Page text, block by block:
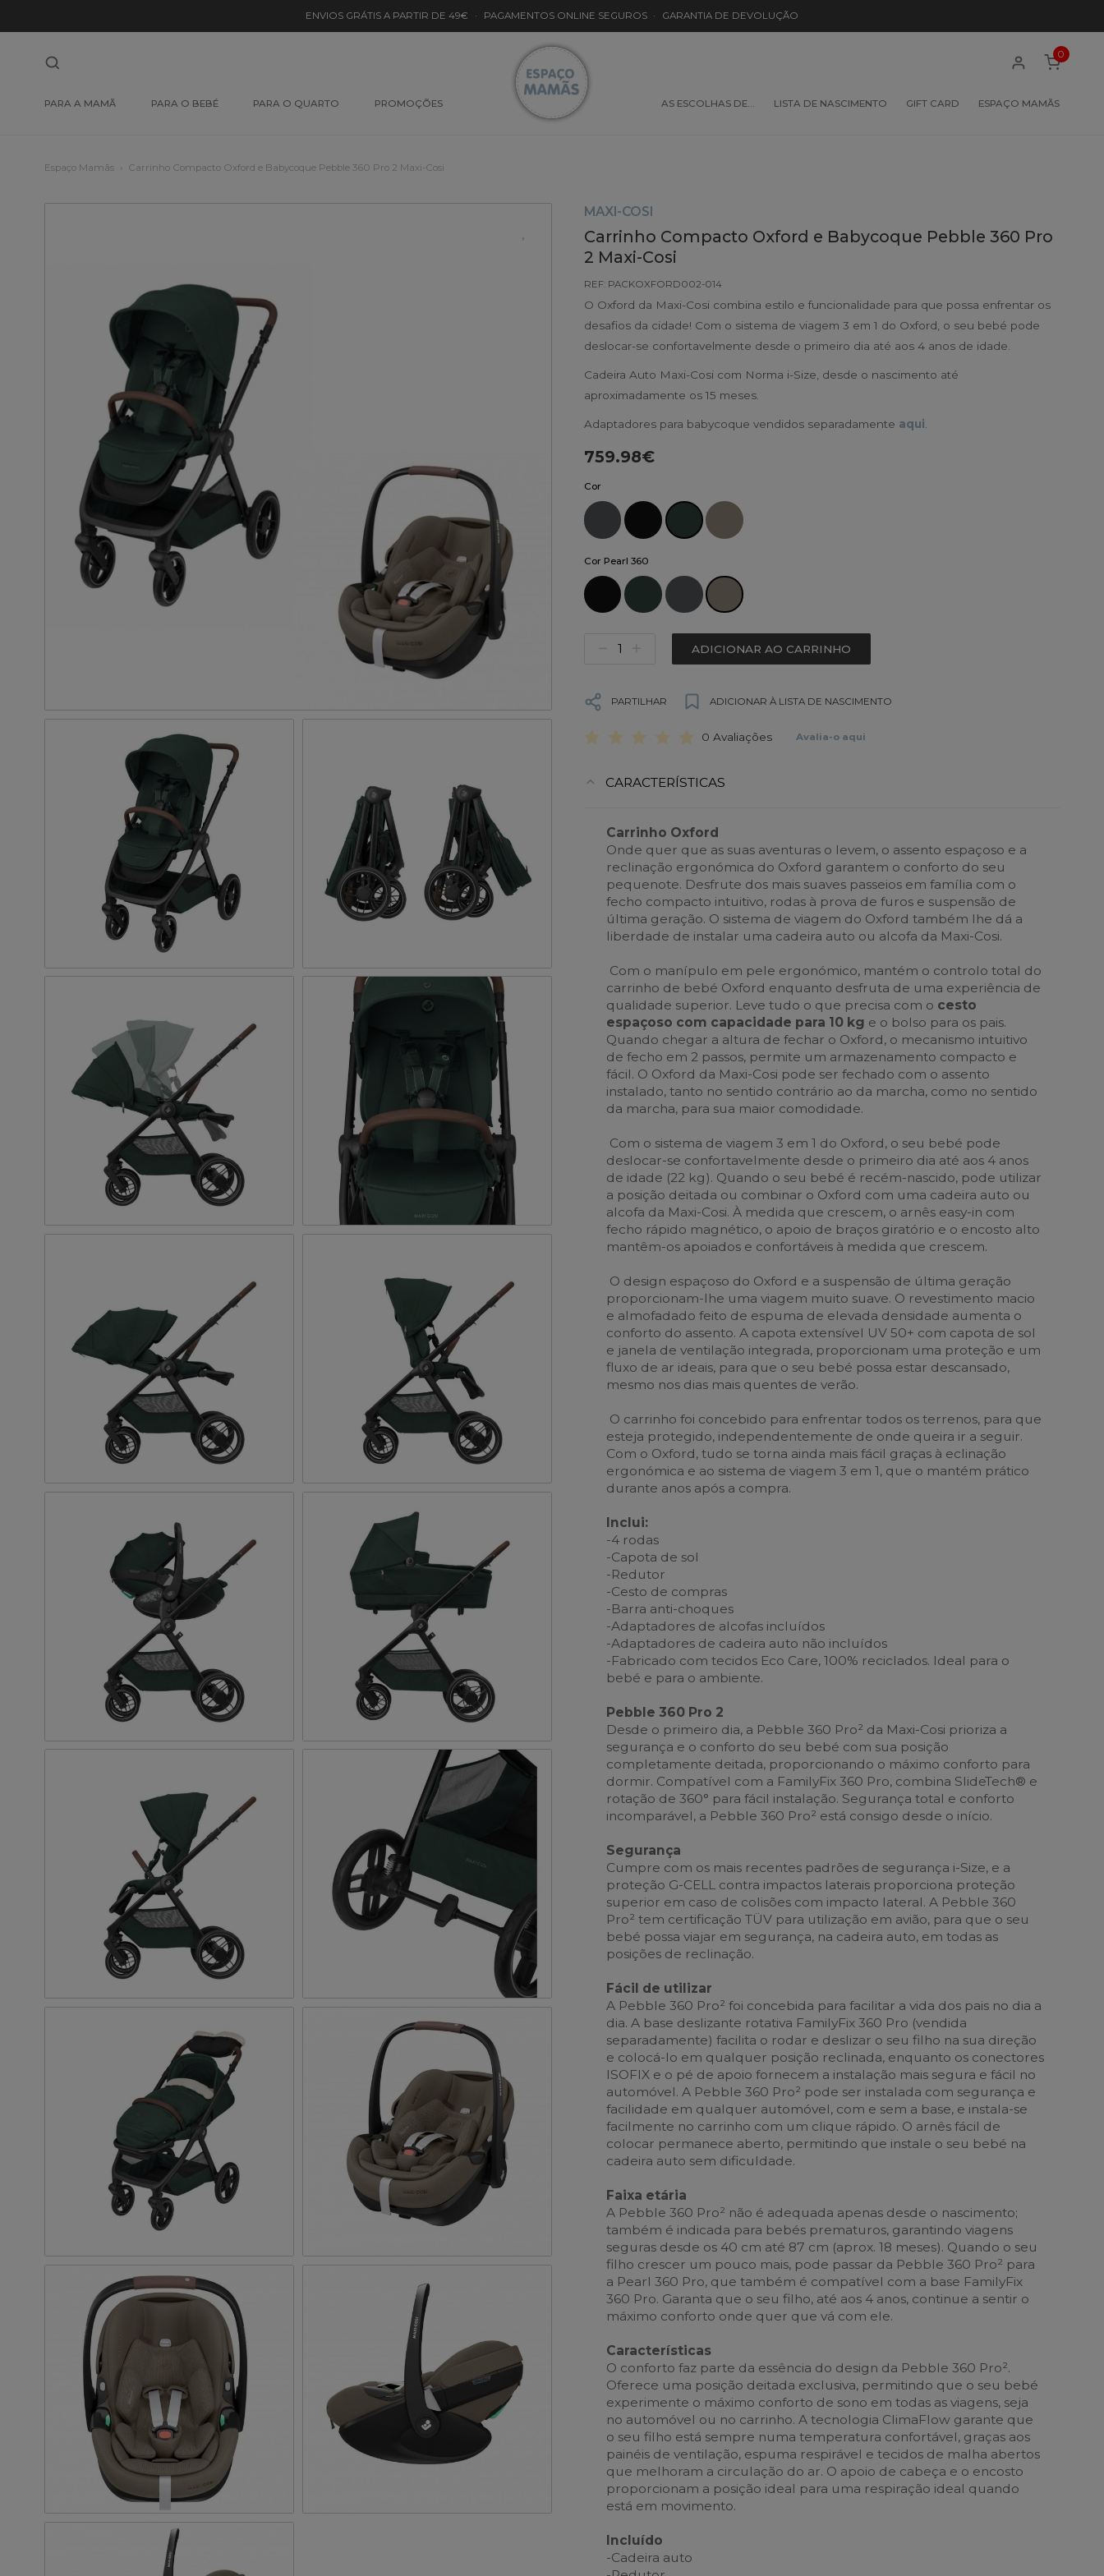
ENVIOS GRÁTIS A PARTIR DE 49€ · PAGAMENTOS ONLINE SEGUROS · GARANTIA DE DEVOLUÇÃO
PARA A MAMÃ PARA O BEBÉ PARA O QUARTO PROMOÇÕES AS ESCOLHAS DE… LISTA DE NASCIMENTO GIFT CARD ESPAÇO MAMÃS
0
Espaço Mamãs Carrinho Compacto Oxford e Babycoque Pebble 360 Pro 2 Maxi-Cosi
MAXI-COSI
Carrinho Compacto Oxford e Babycoque Pebble 360 Pro
2 Maxi-Cosi
REF: PACKOXFORD002-014
O Oxford da Maxi-Cosi combina estilo e funcionalidade para que possa enfrentar os
desafios da cidade! Com o sistema de viagem 3 em 1 do Oxford, o seu bebé pode
deslocar-se confortavelmente desde o primeiro dia até aos 4 anos de idade.
Cadeira Auto Maxi-Cosi com Norma i-Size, desde o nascimento até
aproximadamente os 15 meses.
Adaptadores para babycoque vendidos separadamente aqui
759.98€
Cor
Cor Pearl 360
ADICIONAR AO CARRINHO
PARTILHAR ADICIONAR À LISTA DE NASCIMENTO
0 Avaliações Avalia-o aqui
CARACTERÍSTICAS
Carrinho Oxford
Onde quer que as suas aventuras o levem, o assento espaçoso e a
reclinação ergonómica do Oxford garantem o conforto do seu
pequenote. Desfrute dos mais suaves passeios em família com o
fecho compacto intuitivo, rodas à prova de furos e suspensão de
última geração. O sistema de viagem do Oxford também lhe dá a
liberdade de instalar uma cadeira auto ou alcofa da Maxi-Cosi.
Com o manípulo em pele ergonómico, mantém o controlo total do
carrinho de bebé Oxford enquanto desfruta de uma experiência de
qualidade superior. Leve tudo o que precisa com o cesto
espaçoso com capacidade para 10 kg e o bolso para os pais.
Quando chegar a altura de fechar o Oxford, o mecanismo intuitivo
de fecho em 2 passos, permite um armazenamento compacto e
fácil. O Oxford da Maxi-Cosi pode ser fechado com o assento
instalado, tanto no sentido contrário ao da marcha, como no sentido
da marcha, para sua maior comodidade.
Com o sistema de viagem 3 em 1 do Oxford, o seu bebé pode
deslocar-se confortavelmente desde o primeiro dia até aos 4 anos
de idade (22 kg). Quando o seu bebé é recém-nascido, pode utilizar
a posição deitada ou combinar o Oxford com uma cadeira auto ou
alcofa da Maxi-Cosi. À medida que crescem, o arnês easy-in com
fecho rápido magnético, o apoio de braços giratório e o encosto alto
mantêm-os apoiados e confortáveis à medida que crescem.
O design espaçoso do Oxford e a suspensão de última geração
proporcionam-lhe uma viagem muito suave. O revestimento macio
e almofadado feito de espuma de elevada densidade aumenta o
conforto do assento. A capota extensível UV 50+ com capota de sol
e janela de ventilação integrada, proporcionam uma proteção e um
fluxo de ar ideais, para que o seu bebé possa estar descansado,
mesmo nos dias mais quentes de verão.
O carrinho foi concebido para enfrentar todos os terrenos, para que
esteja protegido, independentemente de onde queira ir a seguir.
Com o Oxford, tudo se torna ainda mais fácil graças à eclinação
ergonómica e ao sistema de viagem 3 em 1, que o mantém prático
durante anos após a compra.
Inclui:
-4 rodas
-Capota de sol
-Redutor
-Cesto de compras
-Barra anti-choques
-Adaptadores de alcofas incluídos
-Adaptadores de cadeira auto não incluídos
-Fabricado com tecidos Eco Care, 100% reciclados. Ideal para o
bebé e para o ambiente.
Pebble 360 Pro 2
Desde o primeiro dia, a Pebble 360 Pro² da Maxi-Cosi prioriza a
segurança e o conforto do seu bebé com sua posição
completamente deitada, proporcionando o máximo conforto para
dormir. Compatível com a FamilyFix 360 Pro, combina SlideTech® e
rotação de 360° para fácil instalação. Segurança total e conforto
incomparável, a Pebble 360 Pro² está consigo desde o início.
Segurança
Cumpre com os mais recentes padrões de segurança i-Size, e a
proteção G-CELL contra impactos laterais proporciona proteção
superior em caso de colisões com impacto lateral. A Pebble 360
Pro² tem certificação TÜV para utilização em avião, para que o seu
bebé possa viajar em segurança, na cadeira auto, em todas as
posições de reclinação.
Fácil de utilizar
A Pebble 360 Pro² foi concebida para facilitar a vida dos pais no dia a
dia. A base deslizante rotativa FamilyFix 360 Pro (vendida
separadamente) facilita o rodar e deslizar o seu filho na sua direção
e colocá-lo em qualquer posição reclinada, enquanto os conectores
ISOFIX e o pé de apoio fornecem a instalação mais segura e fácil no
automóvel. A Pebble 360 Pro² pode ser instalada com segurança e
facilidade em qualquer automóvel, com e sem a base, e instala-se
facilmente no carrinho com um clique rápido. O arnês fácil de
colocar permanece aberto, permitindo que instale o seu bebé na
cadeira auto sem dificuldade.
Faixa etária
A Pebble 360 Pro² não é adequada apenas desde o nascimento;
também é indicada para bebés prematuros, garantindo viagens
seguras desde os 40 cm até 87 cm (aprox. 18 meses). Quando o seu
filho crescer um pouco mais, pode passar da Pebble 360 Pro² para
a Pearl 360 Pro, que também é compatível com a base FamilyFix
360 Pro. Garanta que o seu filho, até aos 4 anos, continue a sentir o
máximo conforto onde quer que vá com ele.
Características
O conforto faz parte da essência do design da Pebble 360 Pro².
Oferece uma posição deitada exclusiva, permitindo que o seu bebé
experimente o máximo conforto de sono em todas as viagens, seja
no automóvel ou no carrinho. A tecnologia ClimaFlow garante que
o seu filho está sempre numa temperatura confortável, graças aos
painéis de ventilação, espuma respirável e tecidos de malha abertos
que melhoram a circulação do ar. O apoio de cabeça e o encosto
proporcionam a posição ideal para uma respiração ideal quando
está em movimento.
Incluído
-Cadeira auto